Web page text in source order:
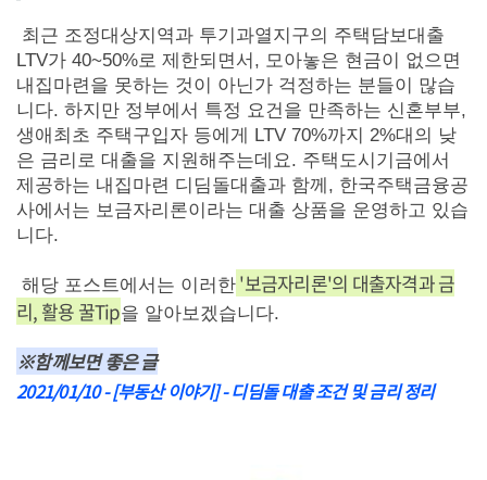
최근 조정대상지역과 투기과열지구의 주택담보대출
LTV가 40~50%로 제한되면서, 모아놓은 현금이 없으면
내집마련을 못하는 것이 아닌가 걱정하는 분들이 많습
니다. 하지만 정부에서 특정 요건을 만족하는 신혼부부,
생애최초 주택구입자 등에게 LTV 70%까지 2%대의 낮
은 금리로 대출을 지원해주는데요. 주택도시기금에서
제공하는 내집마련 디딤돌대출과 함께, 한국주택금융공
사에서는 보금자리론이라는 대출 상품을 운영하고 있습
니다.
해당 포스트에서는 이러한 '보금자리론'의 대출자격과 금
리, 활용 꿀Tip을 알아보겠습니다.
※함께보면 좋은 글
2021/01/10 - [부동산 이야기] - 디딤돌 대출 조건 및 금리 정리